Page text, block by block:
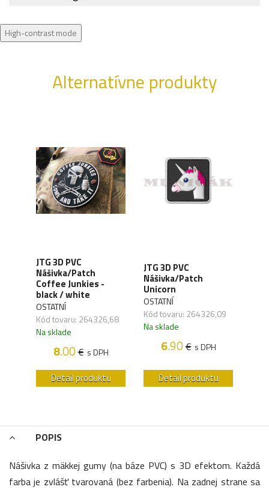
High-contrast mode
Alternatívne produkty
JTG 3D PVC
Nášivka/Patch
Coffee Junkies -
black / white
OSTATNÍ
Kód tovaru: 264326,68
Na sklade
8.00€ s DPH
Detail produktu
JTG 3D PVC
Nášivka/Patch
Unicorn
OSTATNÍ
Kód tovaru: 264326,09
Na sklade
6.90€ s DPH
Detail produktu
POPIS
Nášivka z mäkkej gumy (na báze PVC) s 3D efektom. Každá
farba je zvlášť tvarovaná (bez farbenia). Na zadnej strane sa